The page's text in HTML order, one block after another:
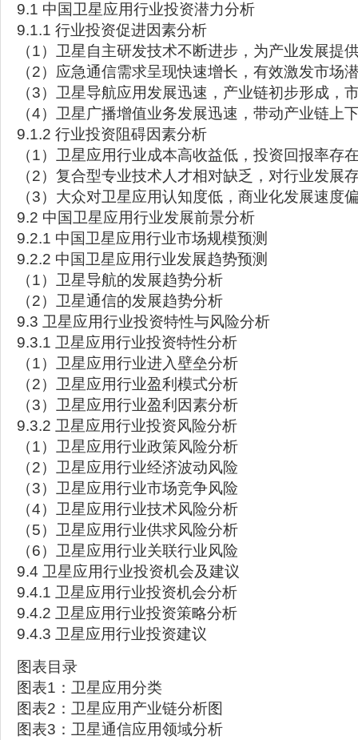
9.1 中国卫星应用行业投资潜力分析
9.1.1 行业投资促进因素分析
（1）卫星自主研发技术不断进步，为产业发展提
（2）应急通信需求呈现快速增长，有效激发市场
（3）卫星导航应用发展迅速，产业链初步形成，
（4）卫星广播增值业务发展迅速，带动产业链上
9.1.2 行业投资阻碍因素分析
（1）卫星应用行业成本高收益低，投资回报率存
（2）复合型专业技术人才相对缺乏，对行业发展
（3）大众对卫星应用认知度低，商业化发展速度
9.2 中国卫星应用行业发展前景分析
9.2.1 中国卫星应用行业市场规模预测
9.2.2 中国卫星应用行业发展趋势预测
（1）卫星导航的发展趋势分析
（2）卫星通信的发展趋势分析
9.3 卫星应用行业投资特性与风险分析
9.3.1 卫星应用行业投资特性分析
（1）卫星应用行业进入壁垒分析
（2）卫星应用行业盈利模式分析
（3）卫星应用行业盈利因素分析
9.3.2 卫星应用行业投资风险分析
（1）卫星应用行业政策风险分析
（2）卫星应用行业经济波动风险
（3）卫星应用行业市场竞争风险
（4）卫星应用行业技术风险分析
（5）卫星应用行业供求风险分析
（6）卫星应用行业关联行业风险
9.4 卫星应用行业投资机会及建议
9.4.1 卫星应用行业投资机会分析
9.4.2 卫星应用行业投资策略分析
9.4.3 卫星应用行业投资建议
图表目录
图表1：卫星应用分类
图表2：卫星应用产业链分析图
图表3：卫星通信应用领域分析